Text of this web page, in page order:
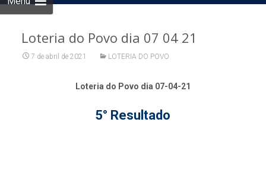
Loteria do Povo dia 07 04 21
7 de abril de 2021 LOTERIA DO POVO
Loteria do Povo dia 07-04-21
5° Resultado